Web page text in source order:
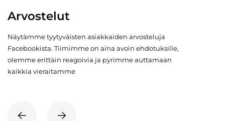
Arvostelut
Näytämme tyytyväisten asiakkaiden arvosteluja
Facebookista. Tiimimme on aina avoin ehdotuksille,
olemme erittäin reagoivia ja pyrimme auttamaan
kaikkia vieraitamme